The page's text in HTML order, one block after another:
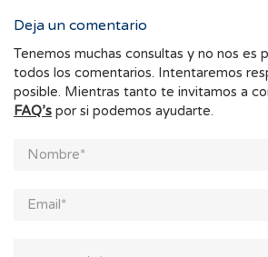
Deja un comentario
Tenemos muchas consultas y no nos es
todos los comentarios. Intentaremos
posible. Mientras tanto te invitamos a
FAQ’s por si podemos ayudarte.